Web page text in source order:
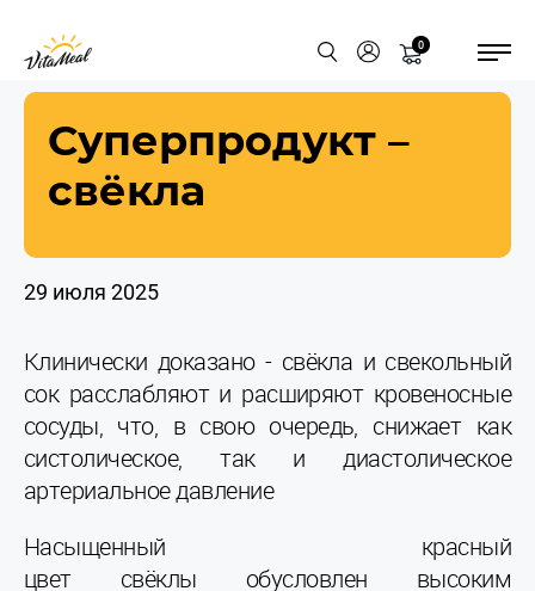
0
Суперпродукт –
свёкла
29 июля 2025
Клинически доказано - свёкла и свекольный
сок расслабляют и расширяют кровеносные
сосуды, что, в свою очередь, снижает как
систолическое, так и диастолическое
артериальное давление
Насыщенный красный
цвет свёклы обусловлен высоким